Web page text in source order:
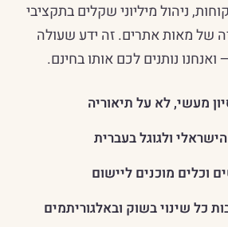
ניהול מיליוני שקלים בתקציבי
של מאות אתרים. זה ידע שעולה
נותנים לכם אותו בחינם.
מעשי, לא על תיאוריה
ולגוגל בעברית
וכלים מוכנים ליישום
כל שינוי בשוק ובאלגוריתמים